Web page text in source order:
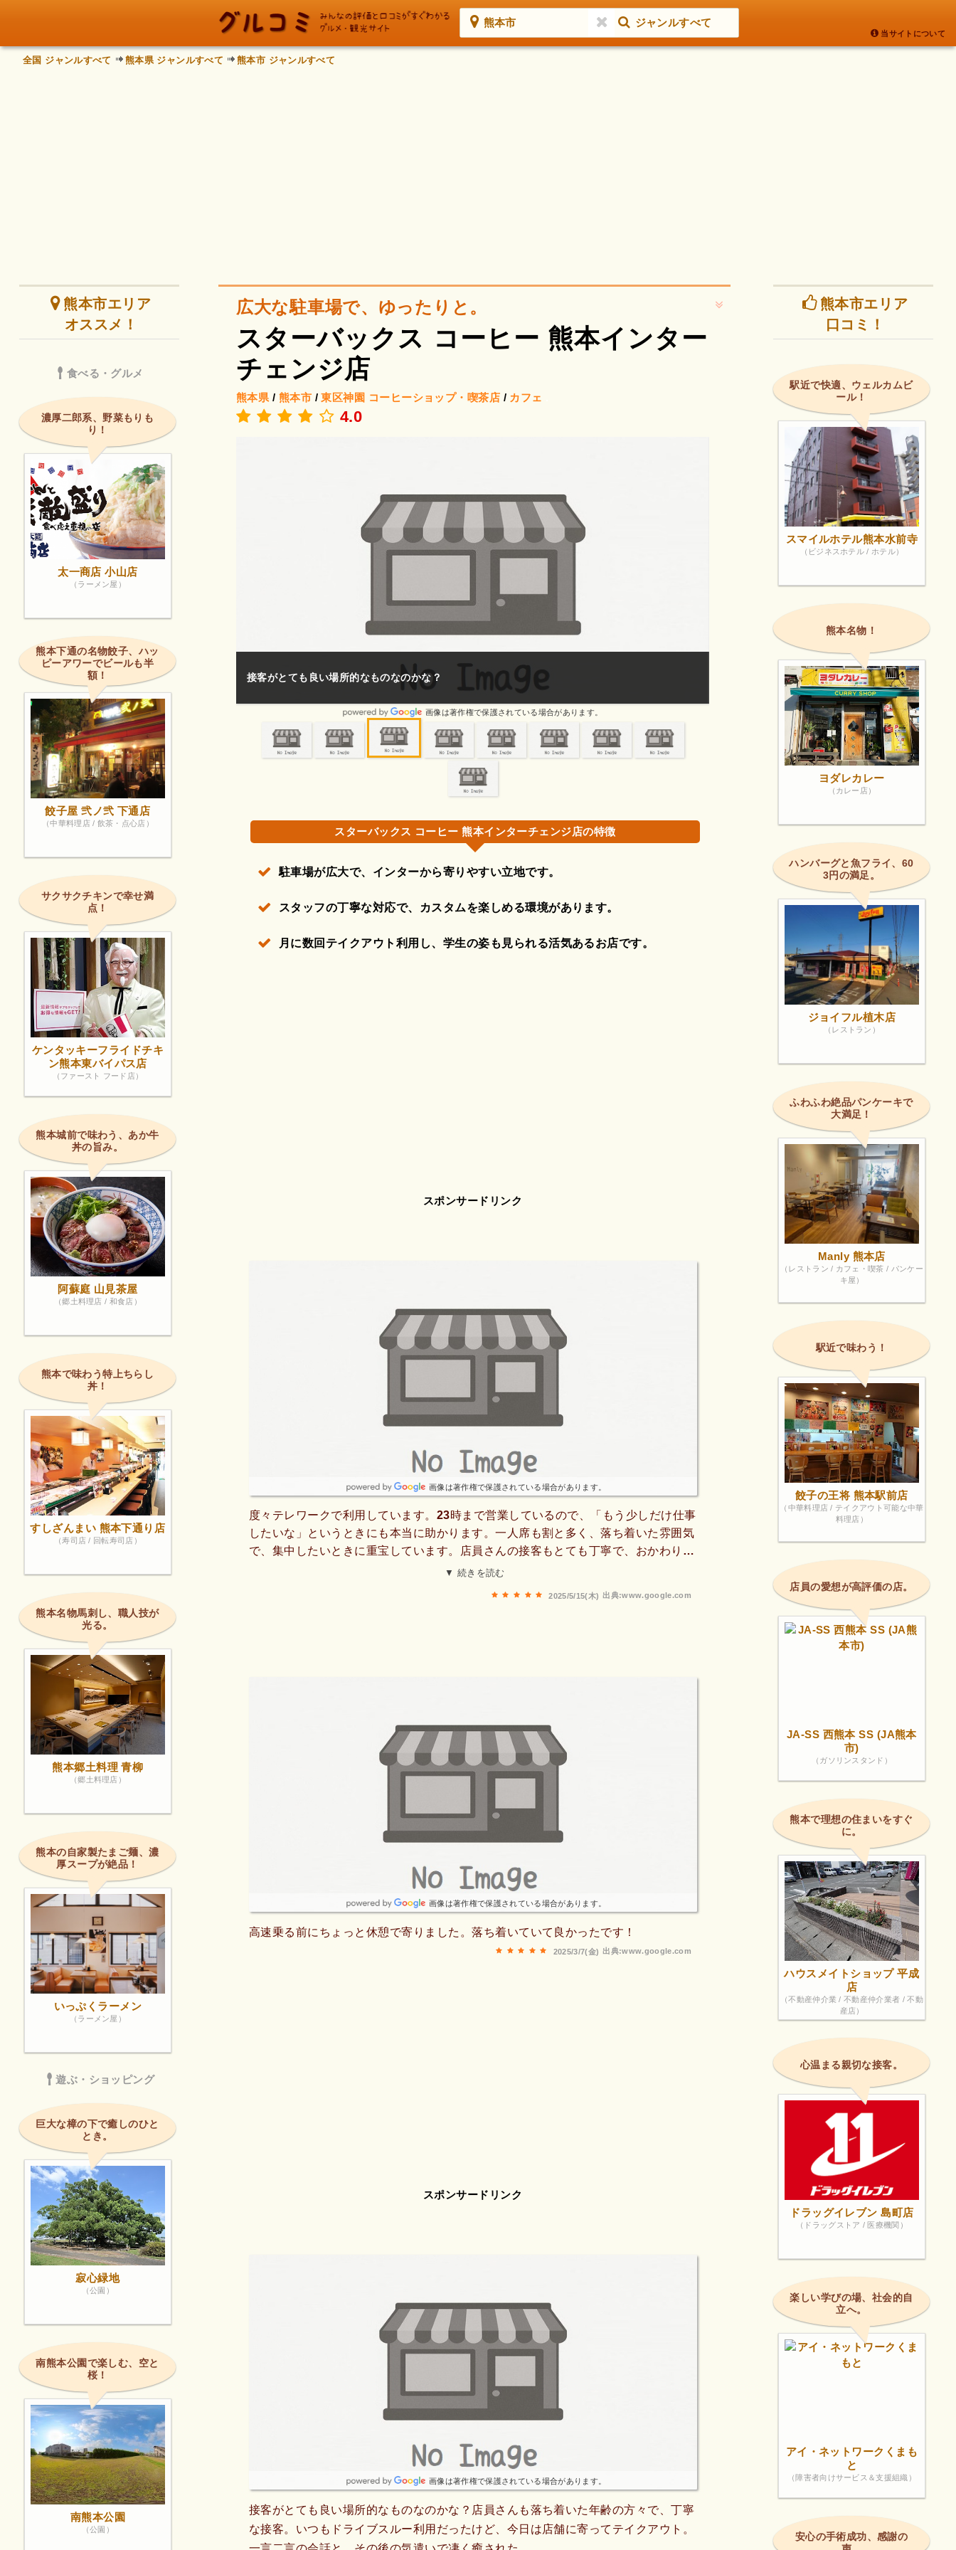
熊本市 ジャンルすべて
当サイトについて
全国 ジャンルすべて 熊本県 ジャンルすべて 熊本市 ジャンルすべて
広大な駐車場で、ゆったりと。
スターバックス コーヒー 熊本インター
チェンジ店
熊本県 / 熊本市 /東区神園 コーヒーショップ・喫茶店 / カフェ
4.0
保護されている場合があります。
接客がとても良い場所的なものなのかな？
画像は著作権で保護されている場合があります。
緑が多くテーブルも広いのでゆっくりと自分の時
画像は著作権
スターバックス コーヒー 熊本インターチェンジ店の特徴
駐車場が広大で、インターから寄りやすい立地です。
スタッフの丁寧な対応で、カスタムを楽しめる環境があります。
月に数回テイクアウト利用し、学生の姿も見られる活気あるお店です。
スポンサードリンク
画像は著作権で保護されている場合があります。
度々テレワークで利用しています。23時まで営業しているので、「もう少しだけ仕事
したいな」というときにも本当に助かります。一人席も割と多く、落ち着いた雰囲気
で、集中したいときに重宝しています。店員さんの接客もとても丁寧で、おかわりの
案内や試飲のご提案など、気配りのある接客にいつも感心します。この日はドリップ
やすくて作業のお供にぴったりでした。そのままでも美味しいですが、温度が少し下
▼ 続きを読む
出典:www.google.com
2025/5/15(木)
画像は著作権で保護されている場合があります。
高速乗る前にちょっと休憩で寄りました。落ち着いていて良かったです！
出典:www.google.com
2025/3/7(金)
スポンサードリンク
画像は著作権で保護されている場合があります。
接客がとても良い場所的なものなのかな？店員さんも落ち着いた年齢の方々で、丁寧
な接客。いつもドライブスルー利用だったけど、今日は店舗に寄ってテイクアウト。
熊本市エリア
オススメ！
食べる・グルメ
濃厚二郎系、野菜もりも
り！
太一商店 小山店
（ラーメン屋）
熊本下通の名物餃子、ハッ
ピーアワーでビールも半
額！
餃子屋 弐ノ弐 下通店
（中華料理店 / 飲茶・点心店）
サクサクチキンで幸せ満
点！
ケンタッキーフライドチキ
ン熊本東バイパス店
（ファースト フード店）
熊本城前で味わう、あか牛
丼の旨み。
阿蘇庭 山見茶屋
（郷土料理店 / 和食店）
熊本で味わう特上ちらし
丼！
すしざんまい 熊本下通り店
（寿司店 / 回転寿司店）
熊本名物馬刺し、職人技が
光る。
熊本郷土料理 青柳
（郷土料理店）
熊本の自家製たまご麺、濃
厚スープが絶品！
いっぷくラーメン
（ラーメン屋）
遊ぶ・ショッピング
巨大な樟の下で癒しのひと
とき。
寂心緑地
（公園）
南熊本公園で楽しむ、空と
桜！
南熊本公園
（公園）
熊本市エリア
口コミ！
駅近で快適、ウェルカムビ
ール！
スマイルホテル熊本水前寺
（ビジネスホテル / ホテル）
熊本名物！
ヨダレカレー
（カレー店）
ハンバーグと魚フライ、60
3円の満足。
ジョイフル植木店
（レストラン）
ふわふわ絶品パンケーキで
大満足！
Manly 熊本店
（レストラン / カフェ・喫茶 / パンケー
キ屋）
駅近で味わう！
餃子の王将 熊本駅前店
（中華料理店 / テイクアウト可能な中華
料理店）
店員の愛想が高評価の店。
JA-SS 西熊本 SS (JA熊本
市)
（ガソリンスタンド）
熊本で理想の住まいをすぐ
に。
ハウスメイトショップ 平成
店
（不動産仲介業 / 不動産仲介業者 / 不動
産店）
心温まる親切な接客。
ドラッグイレブン 島町店
（ドラッグストア / 医療機関）
楽しい学びの場、社会的自
立へ。
アイ・ネットワークくまも
と
（障害者向けサービス＆支援組織）
安心の手術成功、感謝の